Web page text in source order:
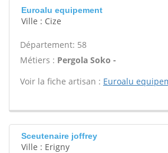
Euroalu equipement
Ville : Cize
Département: 58
Métiers : Pergola Soko -
Voir la fiche artisan : Euroalu
Sceutenaire joffrey
Ville : Erigny